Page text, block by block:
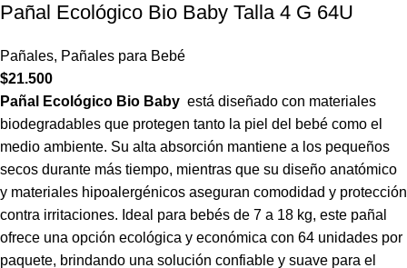
Pañal Ecológico Bio Baby Talla 4 G 64U
Pañales, Pañales para Bebé
$21.500
Pañal Ecológico Bio Baby está diseñado con materiales
biodegradables que protegen tanto la piel del bebé como el
medio ambiente. Su alta absorción mantiene a los pequeños
secos durante más tiempo, mientras que su diseño anatómico
y materiales hipoalergénicos aseguran comodidad y protección
contra irritaciones. Ideal para bebés de 7 a 18 kg, este pañal
ofrece una opción ecológica y económica con 64 unidades por
paquete, brindando una solución confiable y suave para el